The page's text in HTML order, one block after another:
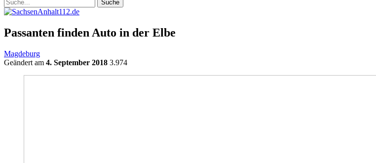
Passanten finden Auto in der Elbe
Magdeburg
Geändert am 4. September 2018 3.974